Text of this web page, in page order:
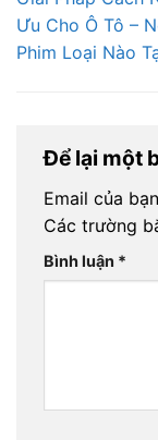
Ưu Cho Ô Tô –
Phim Loại Nào
Để lại một
Email của
Các trường
Bình luận *